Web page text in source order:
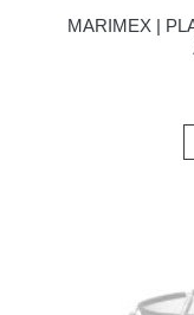
MARIMEX |